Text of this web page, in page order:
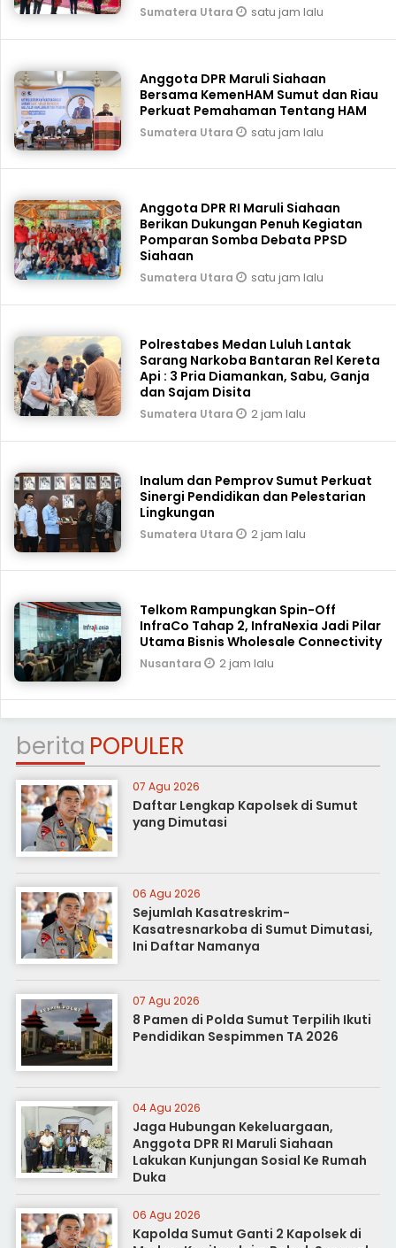
Sumatera Utara satu jam lalu
Anggota DPR Maruli Siahaan
Bersama KemenHAM Sumut dan Riau
Perkuat Pemahaman Tentang HAM
Sumatera Utara satu jam lalu
Anggota DPR RI Maruli Siahaan
Berikan Dukungan Penuh Kegiatan
Pomparan Somba Debata PPSD
Siahaan
Sumatera Utara satu jam lalu
Polrestabes Medan Luluh Lantak
Sarang Narkoba Bantaran Rel Kereta
Api : 3 Pria Diamankan, Sabu, Ganja
dan Sajam Disita
Sumatera Utara 2 jam lalu
Inalum dan Pemprov Sumut Perkuat
Sinergi Pendidikan dan Pelestarian
Lingkungan
Sumatera Utara 2 jam lalu
Telkom Rampungkan Spin-Off
InfraCo Tahap 2, InfraNexia Jadi Pilar
Utama Bisnis Wholesale Connectivity
Nusantara 2 jam lalu
berita POPULER
07 Agu 2026
Daftar Lengkap Kapolsek di Sumut
yang Dimutasi
06 Agu 2026
Sejumlah Kasatreskrim-
Kasatresnarkoba di Sumut Dimutasi,
Ini Daftar Namanya
07 Agu 2026
8 Pamen di Polda Sumut Terpilih Ikuti
Pendidikan Sespimmen TA 2026
04 Agu 2026
Jaga Hubungan Kekeluargaan,
Anggota DPR RI Maruli Siahaan
Lakukan Kunjungan Sosial Ke Rumah
Duka
06 Agu 2026
Kapolda Sumut Ganti 2 Kapolsek di